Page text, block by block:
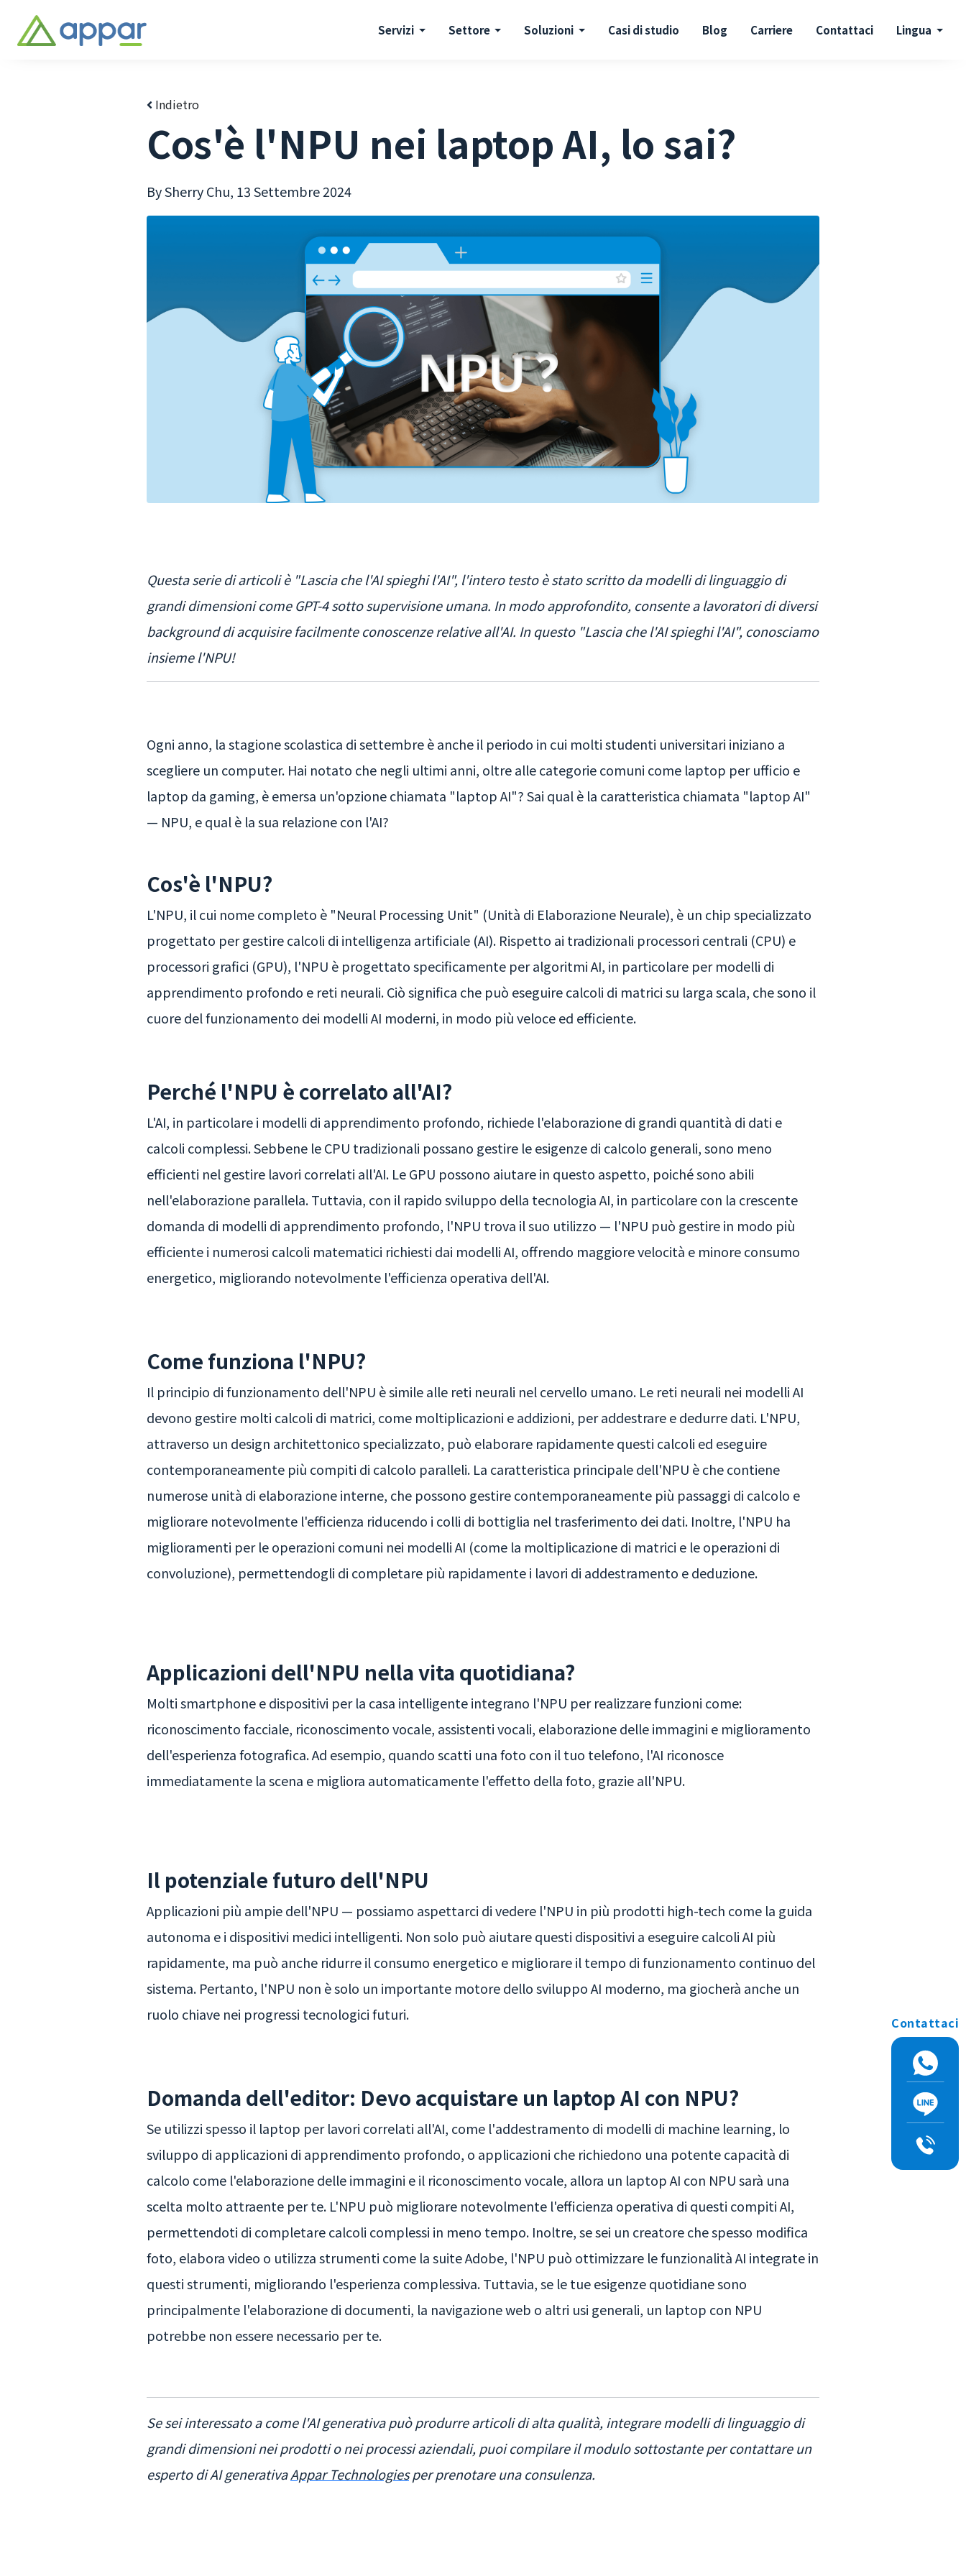
Servizi Settore Soluzioni Casi di studio Blog Carriere Contattaci Lingua
Indietro
Cos'è l'NPU nei laptop AI, lo sai?
By Sherry Chu, 13 Settembre 2024
Questa serie di articoli è "Lascia che l'AI spieghi l'AI", l'intero testo è stato scritto da modelli di linguaggio di
grandi dimensioni come GPT-4 sotto supervisione umana. In modo approfondito, consente a lavoratori di diversi
background di acquisire facilmente conoscenze relative all'AI. In questo "Lascia che l'AI spieghi l'AI", conosciamo
insieme l'NPU!
Ogni anno, la stagione scolastica di settembre è anche il periodo in cui molti studenti universitari iniziano a
scegliere un computer. Hai notato che negli ultimi anni, oltre alle categorie comuni come laptop per ufficio e
laptop da gaming, è emersa un'opzione chiamata "laptop AI"? Sai qual è la caratteristica chiamata "laptop AI"
— NPU, e qual è la sua relazione con l'AI?
Cos'è l'NPU?
L'NPU, il cui nome completo è "Neural Processing Unit" (Unità di Elaborazione Neurale), è un chip specializzato
progettato per gestire calcoli di intelligenza artificiale (AI). Rispetto ai tradizionali processori centrali (CPU) e
processori grafici (GPU), l'NPU è progettato specificamente per algoritmi AI, in particolare per modelli di
apprendimento profondo e reti neurali. Ciò significa che può eseguire calcoli di matrici su larga scala, che sono il
cuore del funzionamento dei modelli AI moderni, in modo più veloce ed efficiente.
Perché l'NPU è correlato all'AI?
L'AI, in particolare i modelli di apprendimento profondo, richiede l'elaborazione di grandi quantità di dati e
calcoli complessi. Sebbene le CPU tradizionali possano gestire le esigenze di calcolo generali, sono meno
efficienti nel gestire lavori correlati all'AI. Le GPU possono aiutare in questo aspetto, poiché sono abili
nell'elaborazione parallela. Tuttavia, con il rapido sviluppo della tecnologia AI, in particolare con la crescente
domanda di modelli di apprendimento profondo, l'NPU trova il suo utilizzo — l'NPU può gestire in modo più
efficiente i numerosi calcoli matematici richiesti dai modelli AI, offrendo maggiore velocità e minore consumo
energetico, migliorando notevolmente l'efficienza operativa dell'AI.
Come funziona l'NPU?
Il principio di funzionamento dell'NPU è simile alle reti neurali nel cervello umano. Le reti neurali nei modelli AI
devono gestire molti calcoli di matrici, come moltiplicazioni e addizioni, per addestrare e dedurre dati. L'NPU,
attraverso un design architettonico specializzato, può elaborare rapidamente questi calcoli ed eseguire
contemporaneamente più compiti di calcolo paralleli. La caratteristica principale dell'NPU è che contiene
numerose unità di elaborazione interne, che possono gestire contemporaneamente più passaggi di calcolo e
migliorare notevolmente l'efficienza riducendo i colli di bottiglia nel trasferimento dei dati. Inoltre, l'NPU ha
miglioramenti per le operazioni comuni nei modelli AI (come la moltiplicazione di matrici e le operazioni di
convoluzione), permettendogli di completare più rapidamente i lavori di addestramento e deduzione.
Applicazioni dell'NPU nella vita quotidiana?
Molti smartphone e dispositivi per la casa intelligente integrano l'NPU per realizzare funzioni come:
riconoscimento facciale, riconoscimento vocale, assistenti vocali, elaborazione delle immagini e miglioramento
dell'esperienza fotografica. Ad esempio, quando scatti una foto con il tuo telefono, l'AI riconosce
immediatamente la scena e migliora automaticamente l'effetto della foto, grazie all'NPU.
Il potenziale futuro dell'NPU
Applicazioni più ampie dell'NPU — possiamo aspettarci di vedere l'NPU in più prodotti high-tech come la guida
autonoma e i dispositivi medici intelligenti. Non solo può aiutare questi dispositivi a eseguire calcoli AI più
rapidamente, ma può anche ridurre il consumo energetico e migliorare il tempo di funzionamento continuo del
sistema. Pertanto, l'NPU non è solo un importante motore dello sviluppo AI moderno, ma giocherà anche un
ruolo chiave nei progressi tecnologici futuri.
Domanda dell'editor: Devo acquistare un laptop AI con NPU?
Se utilizzi spesso il laptop per lavori correlati all'AI, come l'addestramento di modelli di machine learning, lo
sviluppo di applicazioni di apprendimento profondo, o applicazioni che richiedono una potente capacità di
calcolo come l'elaborazione delle immagini e il riconoscimento vocale, allora un laptop AI con NPU sarà una
scelta molto attraente per te. L'NPU può migliorare notevolmente l'efficienza operativa di questi compiti AI,
permettendoti di completare calcoli complessi in meno tempo. Inoltre, se sei un creatore che spesso modifica
foto, elabora video o utilizza strumenti come la suite Adobe, l'NPU può ottimizzare le funzionalità AI integrate in
questi strumenti, migliorando l'esperienza complessiva. Tuttavia, se le tue esigenze quotidiane sono
principalmente l'elaborazione di documenti, la navigazione web o altri usi generali, un laptop con NPU
potrebbe non essere necessario per te.
Se sei interessato a come l'AI generativa può produrre articoli di alta qualità, integrare modelli di linguaggio di
grandi dimensioni nei prodotti o nei processi aziendali, puoi compilare il modulo sottostante per contattare un
esperto di AI generativaAppar Technologiesper prenotare una consulenza.
Contattaci